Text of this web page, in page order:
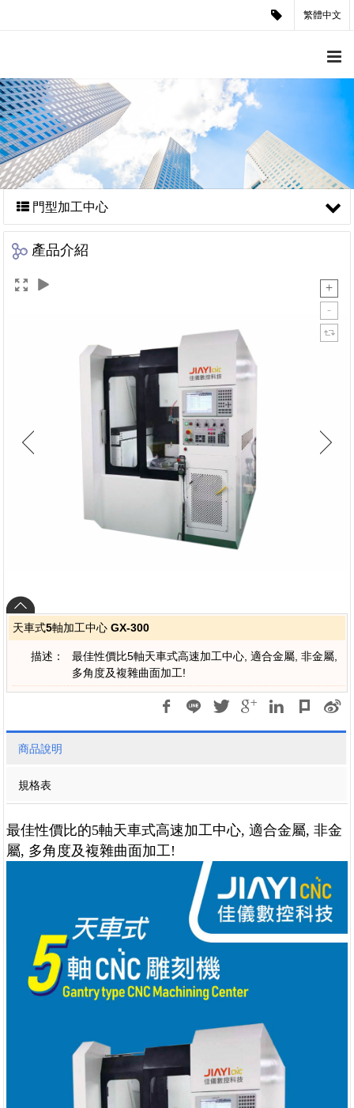
繁體中文
門型加工中心
產品介紹
天車式5軸加工中心 GX-300
描述：
最佳性價比5軸天車式高速加工中心, 適合金屬, 非金屬,
多角度及複雜曲面加工!
商品說明
規格表
最佳性價比的5軸天車式高速加工中心, 適合金屬, 非金
屬, 多角度及複雜曲面加工!